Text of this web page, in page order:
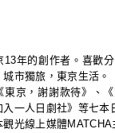
13年的創作者。喜歡
城市獨旅，東京生活。
東京，謝謝款待》
、
入一人日劇社》 等七本
觀光線上媒體MATCHA